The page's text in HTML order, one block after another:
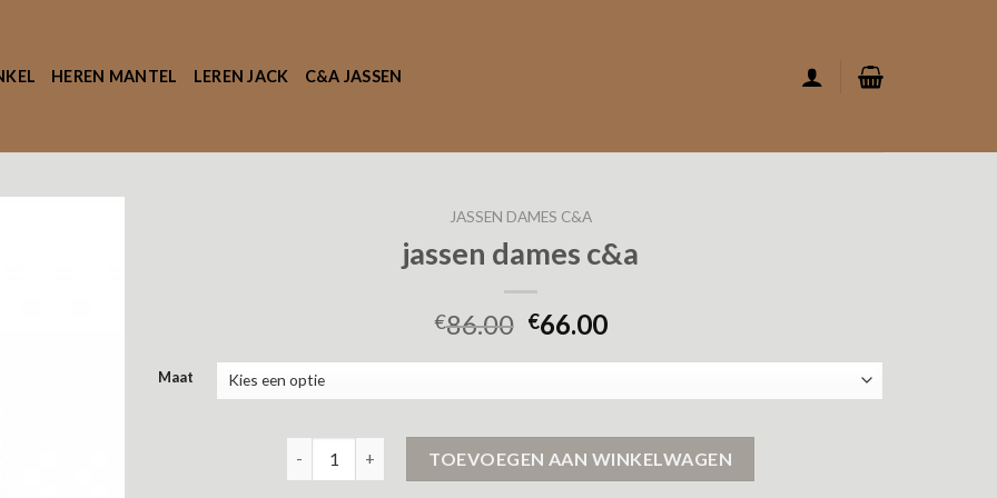
HEREN MANTEL LEREN JACK C&A JASSEN
JASSEN DAMES C&A
jassen dames c&a
€86.00 €66.00
Maat
TOEVOEGEN AAN WINKELWAGEN